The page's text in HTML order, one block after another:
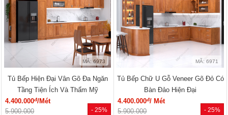
- 25%
MÃ: 6973
Tủ Bếp Hiện Đại Vân Gõ Đa Ngăn
Tầng Tiện Ích Và Thẩm Mỹ
4.400.000đ/Mét
5.900.000
- 25%
MÃ: 6971
Tủ Bếp Chữ U Gỗ Veneer Gõ Đỏ Có
Bàn Đảo Hiện Đại
4.400.000đ/ Mét
5.900.000